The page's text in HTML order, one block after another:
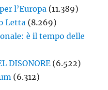
l’Europa (11.389)
Letta (8.269)
è il tempo delle
DISONORE (6.522)
(6.312)